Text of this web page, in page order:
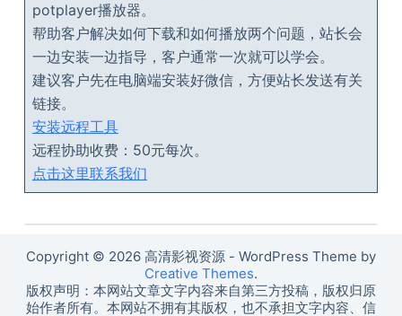
potplayer播放器。
帮助客户解决如何下载和如何播放两个问题，站长会
一边安装一边指导，客户通常一次就可以学会。
建议客户先在电脑端安装好微信，方便站长发送有关
链接。
安装远程工具
远程协助收费：50元每次。
点击这里联系我们
Copyright © 2026 高清影视资源 - WordPress Theme by
Creative Themes.
版权声明：本网站文章文字内容来自第三方投稿，版权归原
始作者所有。本网站不拥有其版权，也不承担文字内容、信